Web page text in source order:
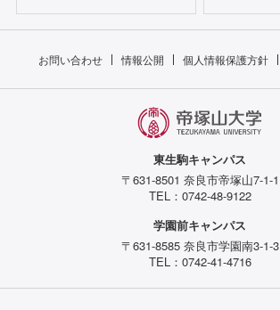
お問い合わせ 情報公開 個人情報保護方針
東生駒キャンパス
〒631-8501 奈良市帝塚山7-1-1
TEL：0742-48-9122
学園前キャンパス
〒631-8585 奈良市学園南3-1-3
TEL：0742-41-4716